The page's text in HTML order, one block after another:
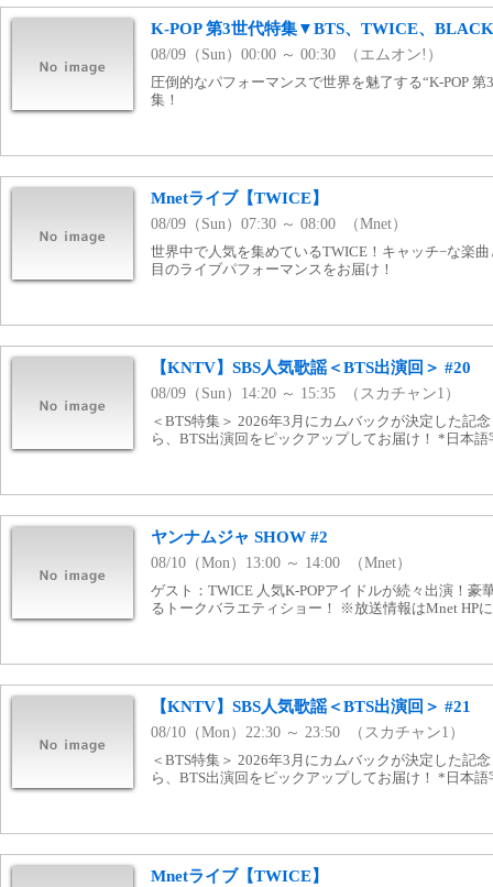
K-POP 第3世代特集▼BTS、TWICE、
08/09（Sun）00:00 ～ 00:30 （エムオン!）
圧倒的なパフォーマンスで世界を魅了する“K-POP
集！
Mnetライブ【TWICE】
08/09（Sun）07:30 ～ 08:00 （Mnet）
世界中で人気を集めているTWICE！キャッチ−な楽
目のライブパフォーマンスをお届け！
【KNTV】SBS人気歌謡＜BTS出演回＞ #20
08/09（Sun）14:20 ～ 15:35 （スカチャン1）
＜BTS特集＞ 2026年3月にカムバックが決定した記
ら、BTS出演回をピックアップしてお届け！ *日本
ヤンナムジャ SHOW #2
08/10（Mon）13:00 ～ 14:00 （Mnet）
ゲスト：TWICE 人気K-POPアイドルが続々出演！豪
るトークバラエティショー！ ※放送情報はMnet HP
【KNTV】SBS人気歌謡＜BTS出演回＞ #21
08/10（Mon）22:30 ～ 23:50 （スカチャン1）
＜BTS特集＞ 2026年3月にカムバックが決定した記
ら、BTS出演回をピックアップしてお届け！ *日本
Mnetライブ【TWICE】